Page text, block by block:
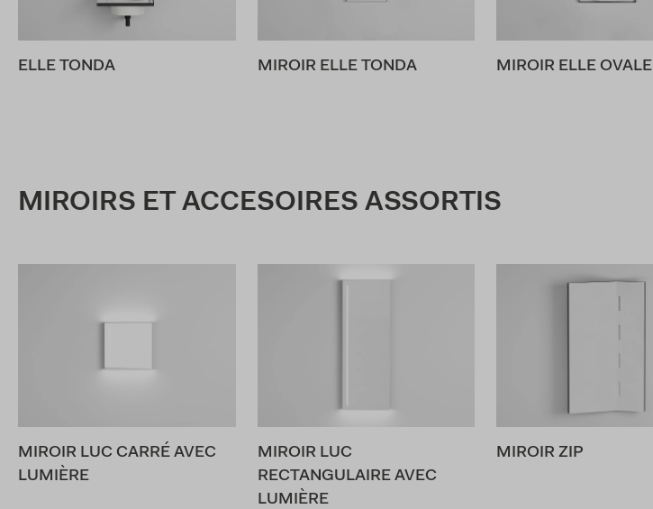
ELLE TONDA MIROIR ELLE TONDA MIROIR ELLE OVALE
MIROIRS ET ACCESOIRES ASSORTIS
MIROIR LUC CARRÉ AVEC
LUMIÈRE
MIROIR LUC
RECTANGULAIRE AVEC
LUMIÈRE
MIROIR ZIP